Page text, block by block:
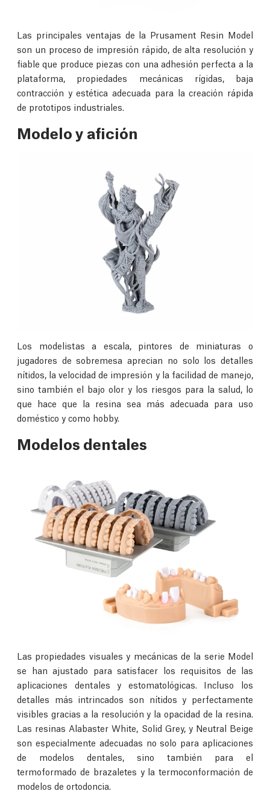
Las principales ventajas de la Prusament Resin Model
son un proceso de impresión rápido, de alta resolución y
fiable que produce piezas con una adhesión perfecta a la
plataforma, propiedades mecánicas rígidas, baja
contracción y estética adecuada para la creación rápida
de prototipos industriales.
Modelo y afición
Los modelistas a escala, pintores de miniaturas o
jugadores de sobremesa aprecian no solo los detalles
nítidos, la velocidad de impresión y la facilidad de manejo,
sino también el bajo olor y los riesgos para la salud, lo
que hace que la resina sea más adecuada para uso
doméstico y como hobby.
Modelos dentales
Las propiedades visuales y mecánicas de la serie Model
se han ajustado para satisfacer los requisitos de las
aplicaciones dentales y estomatológicas. Incluso los
detalles más intrincados son nítidos y perfectamente
visibles gracias a la resolución y la opacidad de la resina.
Las resinas Alabaster White, Solid Grey, y Neutral Beige
son especialmente adecuadas no solo para aplicaciones
de modelos dentales, sino también para el
termoformado de brazaletes y la termoconformación de
modelos de ortodoncia.